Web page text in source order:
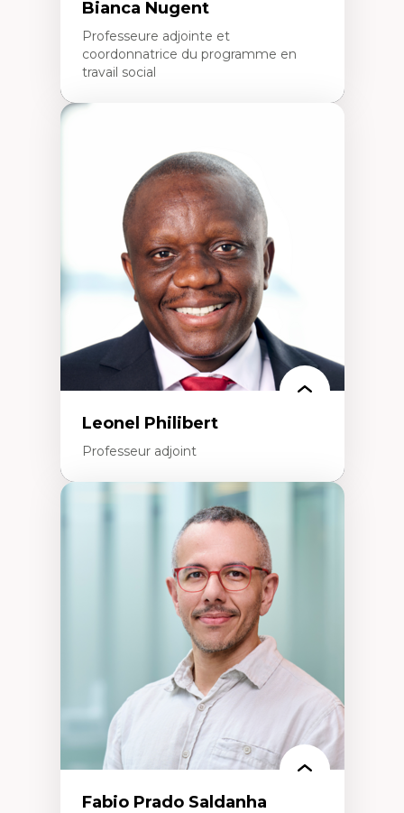
Bianca Nugent
Professeure adjointe et
coordonnatrice du programme en
travail social
Travail social, action et justice sociale
Fondements de l’intervention et des
nouvelles pratiques en travail social et en
éducation inclusive
Minorités linguistiques, offre active et
francophonie plurielle en contexte
linguistique minoritaire
Études critiques sur le handicap, la
neurodiversité, l'agentivité et les injustices
épistémiques
Intersectionnalité et réalités 2SLGBTQ+
Méthodes d’interventions et approches
antiraciste, décoloniale, anti-oppressive
Approche interculturelle critique
Pair-aidance, proche aidance, famille
choisie et soutien mutuel
Intervention de groupe, communautaire,
Recherche participative avec, pour et avec
et centrée sur la primauté de la personne
Leonel Philibert
Professeur adjoint
Santé mondiale
Femme en contexte de pauvreté
Participation citoyenne
Inégalités sociales santé
Santé de la reproduction
Développement durable
Fabio Prado Saldanha